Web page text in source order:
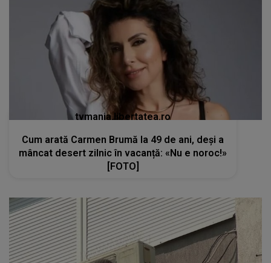
tvmania.libertatea.ro
Cum arată Carmen Brumă la 49 de ani, deși a
mâncat desert zilnic în vacanță: «Nu e noroc!»
[FOTO]